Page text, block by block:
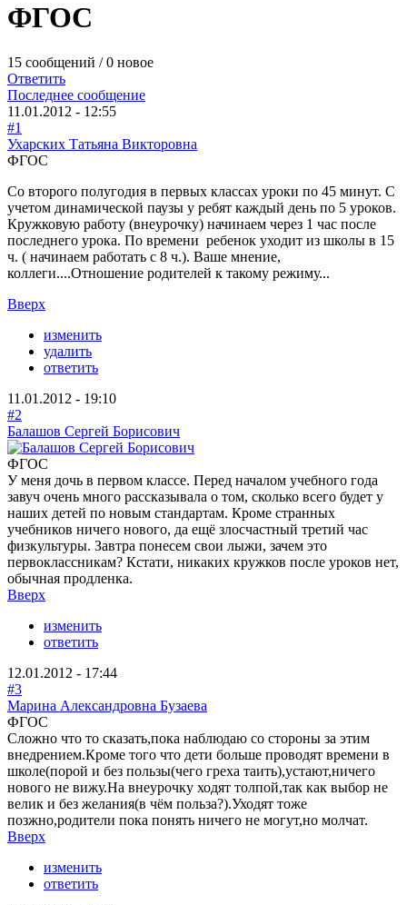
ФГОС
15 сообщений / 0 новое
Ответить
Последнее сообщение
11.01.2012 - 12:55
#1
Ухарских Татьяна Викторовна
ФГОС
Со второго полугодия в первых классах уроки по 45 минут. С
учетом динамической паузы у ребят каждый день по 5 уроков.
Кружковую работу (внеурочку) начинаем через 1 час после
последнего урока. По времени ребенок уходит из школы в 15
ч. ( начинаем работать с 8 ч.). Ваше мнение,
коллеги....Отношение родителей к такому режиму...
Вверх
изменить
удалить
ответить
11.01.2012 - 19:10
#2
Балашов Сергей Борисович
ФГОС
У меня дочь в первом классе. Перед началом учебного года
завуч очень много рассказывала о том, сколько всего будет у
наших детей по новым стандартам. Кроме странных
учебников ничего нового, да ещё злосчастный третий час
физкультуры. Завтра понесем свои лыжи, зачем это
первоклассникам? Кстати, никаких кружков после уроков нет,
обычная продленка.
Вверх
изменить
ответить
12.01.2012 - 17:44
#3
Марина Александровна Бузаева
ФГОС
Сложно что то сказать,пока наблюдаю со стороны за этим
внедрением.Кроме того что дети больше проводят времени в
школе(порой и без пользы(чего греха таить),устают,ничего
нового не вижу.На внеурочку ходят толпой,так как выбор не
велик и без желания(в чём польза?).Уходят тоже
позжно,родители пока понять ничего не могут,но молчат.
Вверх
изменить
ответить